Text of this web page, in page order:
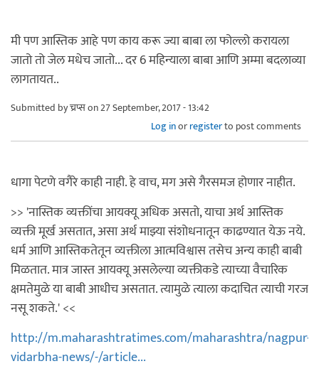
मी पण आस्तिक आहे पण काय करू ज्या बाबा ला फोल्लो करायला
जातो तो जेल मधेच जातो... दर 6 महिन्याला बाबा आणि अम्मा बदलाव्या
लागतायत..
Submitted byच्रप्सon 27 September, 2017 - 13:42
Log inorregisterto post comments
धागा पेटणे वगैरे काही नाही. हे वाच, मग असे गैरसमज होणार नाहीत.
>> 'नास्तिक व्यक्तींचा आयक्यू अधिक असतो, याचा अर्थ आस्तिक
व्यक्ती मूर्ख असतात, असा अर्थ माझ्या संशोधनातून काढण्यात येऊ नये.
धर्म आणि आस्तिकतेतून व्यक्तीला आत्मविश्वास तसेच अन्य काही बाबी
मिळतात. मात्र जास्त आयक्यू असलेल्या व्यक्तीकडे त्याच्या वैचारिक
क्षमतेमुळे या बाबी आधीच असतात. त्यामुळे त्याला कदाचित त्याची गरज
नसू शकते.' <<
http://m.maharashtratimes.com/maharashtra/nagpur-
vidarbha-news/-/article...